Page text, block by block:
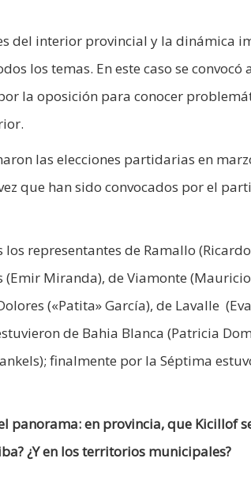
del interior provincial y la dinámica
los temas. En este caso se convocó
la oposición para conocer
las elecciones partidarias en
que han sido convocados por el
representantes de Ramallo
(Emir Miranda), de Viamonte
(«Patita» García), de Lavalle
de Bahia Blanca (Patricia
finalmente por la Séptima
panorama: en provincia, que Kicillof
¿Y en los territorios municipales?